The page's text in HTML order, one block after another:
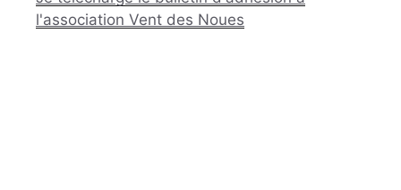
l'association Vent des Noues